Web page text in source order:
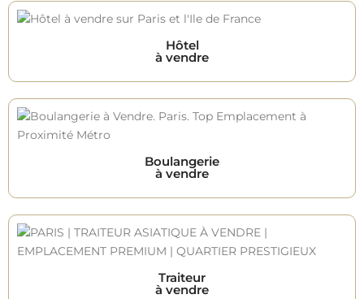
Hôtel
à vendre
Boulangerie
à vendre
Traiteur
à vendre